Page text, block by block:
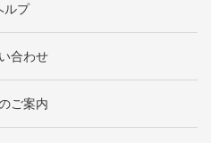
ルプ
合わせ
ご案内